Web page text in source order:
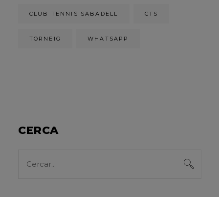
CLUB TENNIS SABADELL CTS
TORNEIG WHATSAPP
CERCA
for: